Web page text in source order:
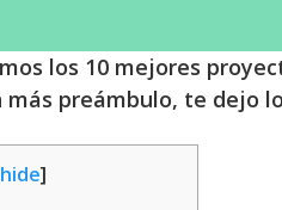
los 10 mejores
preámbulo, te dejo
hide]